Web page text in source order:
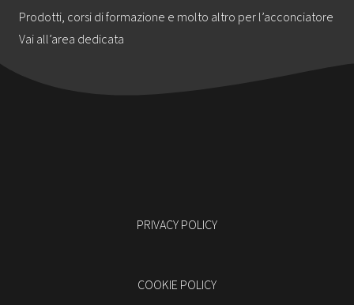
Prodotti, corsi di formazione e molto altro per l’acconciatore
Vai all’area dedicata
PRIVACY POLICY
COOKIE POLICY